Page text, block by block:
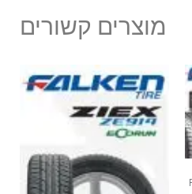
מוצרים קשורים